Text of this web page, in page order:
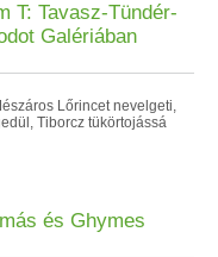
T: Tavasz-Tündér-
Galériában
Lőrincet nevelgeti,
Tiborcz tükörtojássá
és Ghymes